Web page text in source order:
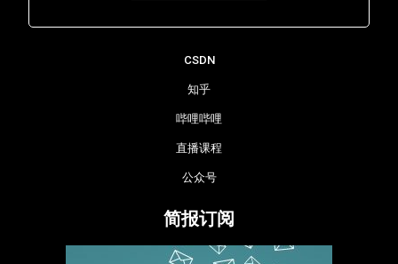
CSDN
知乎
哔哩哔哩
直播课程
公众号
简报订阅